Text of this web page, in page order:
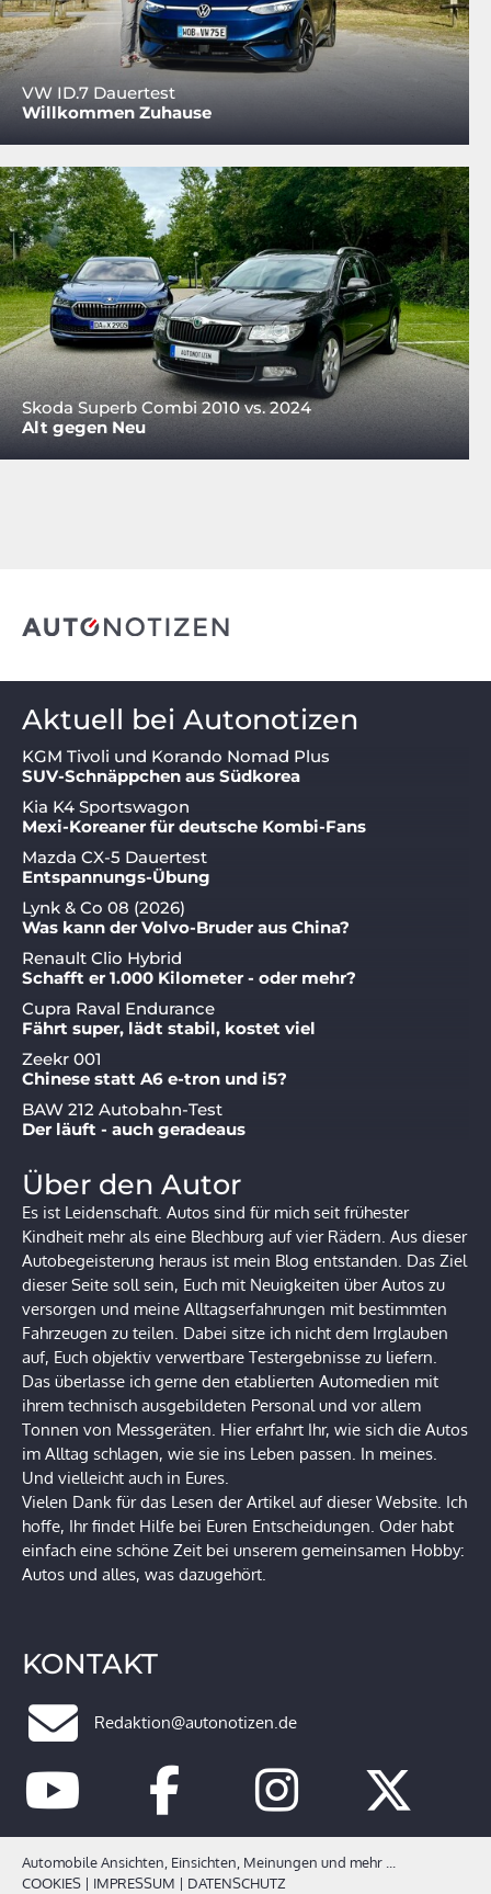
VW ID.7 Dauertest
Willkommen Zuhause
Skoda Superb Combi 2010 vs. 2024
Alt gegen Neu
Aktuell bei Autonotizen
KGM Tivoli und Korando Nomad Plus
SUV-Schnäppchen aus Südkorea
Kia K4 Sportswagon
Mexi-Koreaner für deutsche Kombi-Fans
Mazda CX-5 Dauertest
Entspannungs-Übung
Lynk & Co 08 (2026)
Was kann der Volvo-Bruder aus China?
Renault Clio Hybrid
Schafft er 1.000 Kilometer - oder mehr?
Cupra Raval Endurance
Fährt super, lädt stabil, kostet viel
Zeekr 001
Chinese statt A6 e-tron und i5?
BAW 212 Autobahn-Test
Der läuft - auch geradeaus
Über den Autor
Es ist Leidenschaft. Autos sind für mich seit frühester
Kindheit mehr als eine Blechburg auf vier Rädern. Aus dieser
Autobegeisterung heraus ist mein Blog entstanden. Das Ziel
dieser Seite soll sein, Euch mit Neuigkeiten über Autos zu
versorgen und meine Alltagserfahrungen mit bestimmten
Fahrzeugen zu teilen. Dabei sitze ich nicht dem Irrglauben
auf, Euch objektiv verwertbare Testergebnisse zu liefern.
Das überlasse ich gerne den etablierten Automedien mit
ihrem technisch ausgebildeten Personal und vor allem
Tonnen von Messgeräten. Hier erfahrt Ihr, wie sich die Autos
im Alltag schlagen, wie sie ins Leben passen. In meines.
Und vielleicht auch in Eures.
Vielen Dank für das Lesen der Artikel auf dieser Website. Ich
hoffe, Ihr findet Hilfe bei Euren Entscheidungen. Oder habt
einfach eine schöne Zeit bei unserem gemeinsamen Hobby:
Autos und alles, was dazugehört.
KONTAKT
Redaktion@autonotizen.de
Automobile Ansichten, Einsichten, Meinungen und mehr ...
COOKIES | IMPRESSUM | DATENSCHUTZ